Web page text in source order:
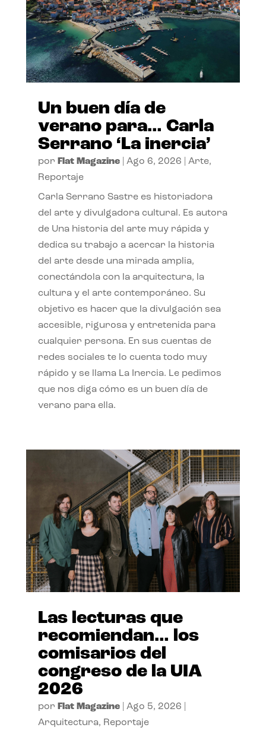
Un buen día de
verano para… Carla
Serrano ‘La inercia’
por Flat Magazine| Ago 6, 2026 Arte,
Reportaje
Carla Serrano Sastre es historiadora
del arte y divulgadora cultural. Es autora
de Una historia del arte muy rápida y
dedica su trabajo a acercar la historia
del arte desde una mirada amplia,
conectándola con la arquitectura, la
cultura y el arte contemporáneo. Su
objetivo es hacer que la divulgación sea
accesible, rigurosa y entretenida para
cualquier persona. En sus cuentas de
redes sociales te lo cuenta todo muy
rápido y se llama La Inercia. Le pedimos
que nos diga cómo es un buen día de
verano para ella.
Las lecturas que
recomiendan… los
comisarios del
congreso de la UIA
2026
por Flat Magazine| Ago 5, 2026
Arquitectura, Reportaje